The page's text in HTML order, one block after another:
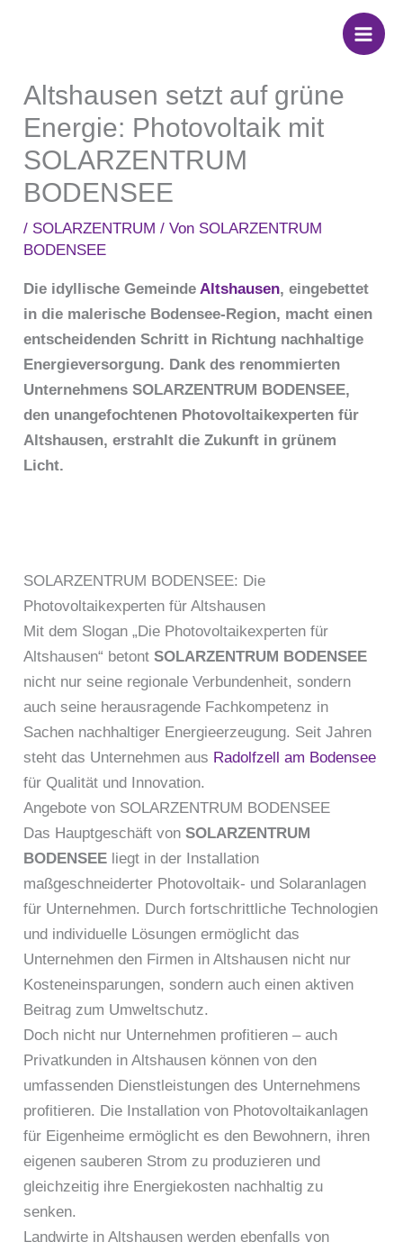
Altshausen setzt auf grüne
Energie: Photovoltaik mit
SOLARZENTRUM
BODENSEE
/ SOLARZENTRUM / Von SOLARZENTRUM
BODENSEE
Die idyllische Gemeinde Altshausen, eingebettet
in die malerische Bodensee-Region, macht einen
entscheidenden Schritt in Richtung nachhaltige
Energieversorgung. Dank des renommierten
Unternehmens SOLARZENTRUM BODENSEE,
den unangefochtenen Photovoltaikexperten für
Altshausen, erstrahlt die Zukunft in grünem
Licht.
SOLARZENTRUM BODENSEE: Die
Photovoltaikexperten für Altshausen
Mit dem Slogan „Die Photovoltaikexperten für
Altshausen“ betontSOLARZENTRUM BODENSEE
nicht nur seine regionale Verbundenheit, sondern
auch seine herausragende Fachkompetenz in
Sachen nachhaltiger Energieerzeugung. Seit Jahren
steht das Unternehmen aus Radolfzell am Bodensee
für Qualität und Innovation.
Angebote von SOLARZENTRUM BODENSEE
Das Hauptgeschäft vonSOLARZENTRUM
BODENSEE liegt in der Installation
maßgeschneiderter Photovoltaik- und Solaranlagen
für Unternehmen. Durch fortschrittliche Technologien
und individuelle Lösungen ermöglicht das
Unternehmen den Firmen in Altshausen nicht nur
Kosteneinsparungen, sondern auch einen aktiven
Beitrag zum Umweltschutz.
Doch nicht nur Unternehmen profitieren – auch
Privatkunden in Altshausen können von den
umfassenden Dienstleistungen des Unternehmens
profitieren. Die Installation von Photovoltaikanlagen
für Eigenheime ermöglicht es den Bewohnern, ihren
eigenen sauberen Strom zu produzieren und
gleichzeitig ihre Energiekosten nachhaltig zu
senken.
Landwirte in Altshausen werden ebenfalls von